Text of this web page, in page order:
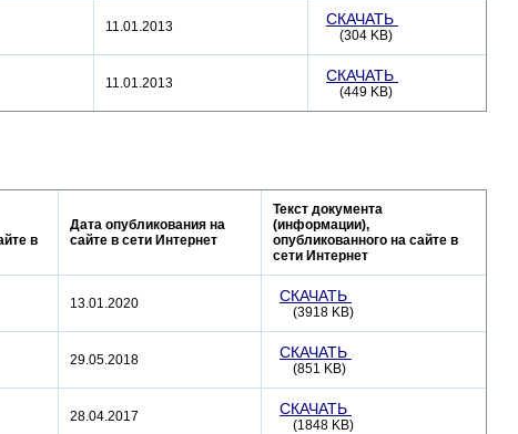
11.01.2013 СКАЧАТЬ
(304 KB)
11.01.2013 СКАЧАТЬ
(449 KB)
в
Дата опубликования на
сайте в сети Интернет
Текст документа
(информации),
опубликованного на сайте в
сети Интернет
13.01.2020 СКАЧАТЬ
(3918 KB)
29.05.2018 СКАЧАТЬ
(851 KB)
28.04.2017 СКАЧАТЬ
(1848 KB)